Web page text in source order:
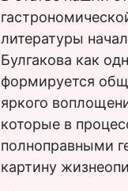
литературы
Булгакова как
формируется
яркого
которые в
полноправными
картину